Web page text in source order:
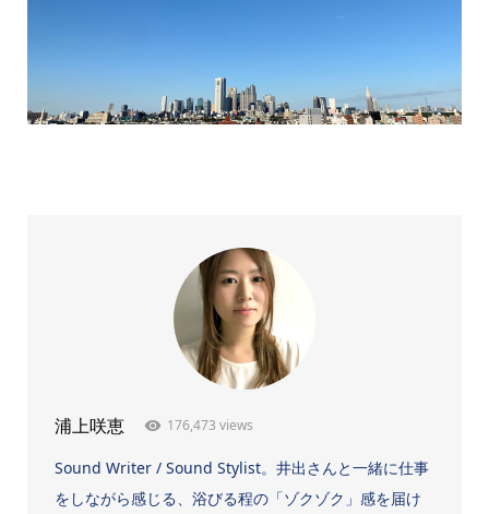
浦上咲恵 176,473 views
Sound Writer / Sound Stylist。井出さんと一緒に仕事
をしながら感じる、浴びる程の「ゾクゾク」感を届け